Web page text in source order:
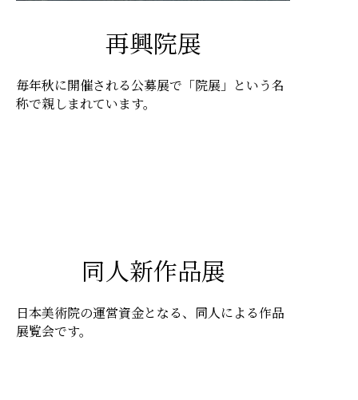
再興院展
毎年秋に開催される公募展で「院展」という名
称で親しまれています。
同人新作品展
日本美術院の運営資金となる、同人による作品
展覧会です。